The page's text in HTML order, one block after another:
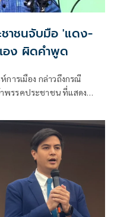
าชนจับมือ 'แดง-
อง ผิดคำพูด
การเมือง กล่าวถึงกรณี
พรรคประชาชน ที่แสดง
ยกับพรรคประชาชนด้วยว่า